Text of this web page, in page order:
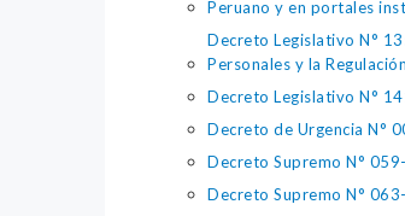
Peruano y en portales
Decreto Legislativo N°
Personales y la
Decreto Legislativo N°
Decreto de Urgencia N°
Decreto Supremo N°
Decreto Supremo N°